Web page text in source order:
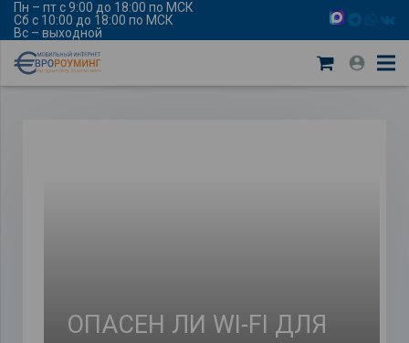
Пн – пт с 9:00 до 18:00 по МСК
Сб с 10:00 до 18:00 по МСК
Вс – выходной
ОПАСЕН ЛИ WI-FI ДЛЯ